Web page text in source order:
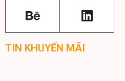
TIN KHUYẾN MÃI